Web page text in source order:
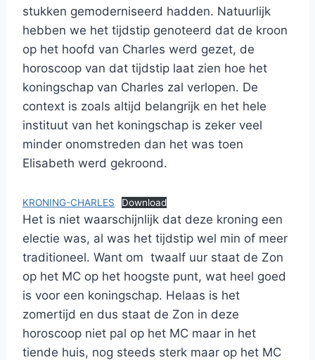
stukken gemoderniseerd hadden. Natuurlijk
hebben we het tijdstip genoteerd dat de kroon
op het hoofd van Charles werd gezet, de
horoscoop van dat tijdstip laat zien hoe het
koningschap van Charles zal verlopen. De
context is zoals altijd belangrijk en het hele
instituut van het koningschap is zeker veel
minder onomstreden dan het was toen
Elisabeth werd gekroond.
KRONING-CHARLES Download
Het is niet waarschijnlijk dat deze kroning een
electie was, al was het tijdstip wel min of meer
traditioneel. Want om twaalf uur staat de Zon
op het MC op het hoogste punt, wat heel goed
is voor een koningschap. Helaas is het
zomertijd en dus staat de Zon in deze
horoscoop niet pal op het MC maar in het
tiende huis, nog steeds sterk maar op het MC